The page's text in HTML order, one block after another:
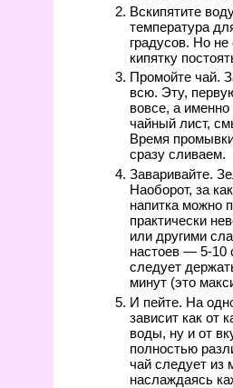
Вскипятите
температура
градусов. Но
кипятку
Промойте чай.
всю. Эту,
вовсе, а
чайный лист,
Время
сразу сливаем.
Заваривайте.
Наоборот, за
напитка можно
практически
или другими
настоев — 5-10
следует
минут (это
И пейте. На
зависит как от
воды, ну и от
полностью
чай следует из
наслаждаясь